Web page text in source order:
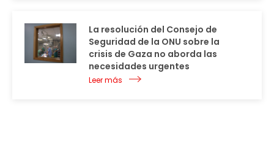
La resolución del Consejo de
Seguridad de la ONU sobre la
crisis de Gaza no aborda las
necesidades urgentes
Leer más